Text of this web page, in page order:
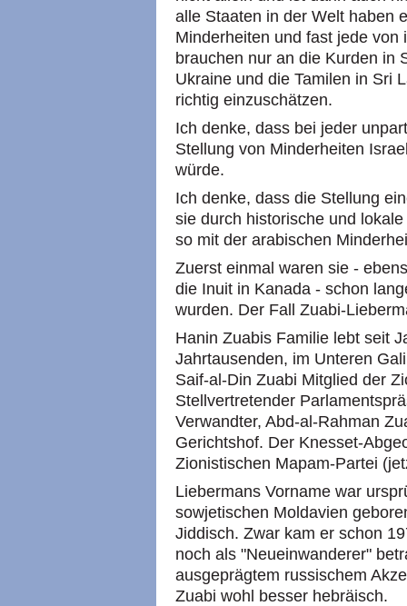
alle Staaten in der Welt haben
Minderheiten und fast jede
brauchen nur an die Kurden in
Ukraine und die Tamilen in Sri
richtig einzuschätzen.
Ich denke, dass bei jeder
Stellung von Minderheiten
würde.
Ich denke, dass die Stellung
sie durch historische und
so mit der arabischen
Zuerst einmal waren sie -
die Inuit in Kanada - schon
wurden. Der Fall Zuabi-
Hanin Zuabis Familie lebt seit
Jahrtausenden, im Unteren
Saif-al-Din Zuabi Mitglied der
Stellvertretender
Verwandter, Abd-al-Rahman
Gerichtshof. Der Knesset-
Zionistischen Mapam-Partei
Liebermans Vorname war
sowjetischen Moldavien
Jiddisch. Zwar kam er schon
noch als "Neueinwanderer"
ausgeprägtem russischem
Zuabi wohl besser hebräisch.